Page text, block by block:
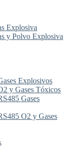
Explosiva
y Polvo Explosiva
Explosivos
y Gases Tóxicos
Gases
O2 y Gases